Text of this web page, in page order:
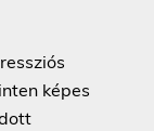
képes